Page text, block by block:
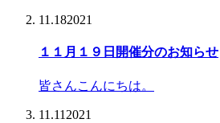
11.182021
１１月１９日開催分のお知らせ
皆さんこんにちは。
11.11 2021